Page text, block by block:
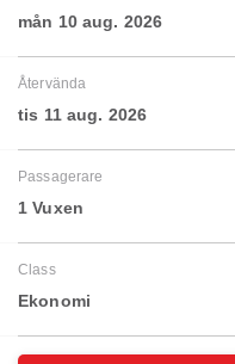
mån 10 aug. 2026
Återvända
tis 11 aug. 2026
Passagerare
1 Vuxen
Class
Ekonomi